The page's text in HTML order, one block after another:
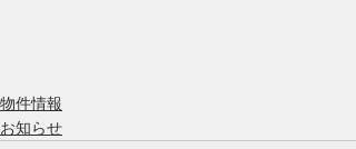
物件情報
お知らせ